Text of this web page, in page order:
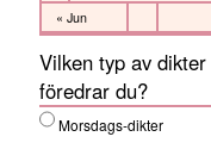
« Jun
Vilken typ av dikter
föredrar du?
Morsdags-dikter